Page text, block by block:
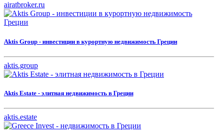
airatbroker.ru
Aktis Group - инвестиции в курортную недвижимость Греции
aktis.group
Aktis Estate - элитная недвижимость в Греции
aktis.estate